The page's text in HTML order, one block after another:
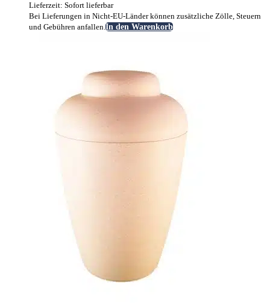
Lieferzeit: Sofort lieferbar
Bei Lieferungen in Nicht-EU-Länder können zusätzliche Zölle, Steuern
und Gebühren anfallen.In den Warenkorb